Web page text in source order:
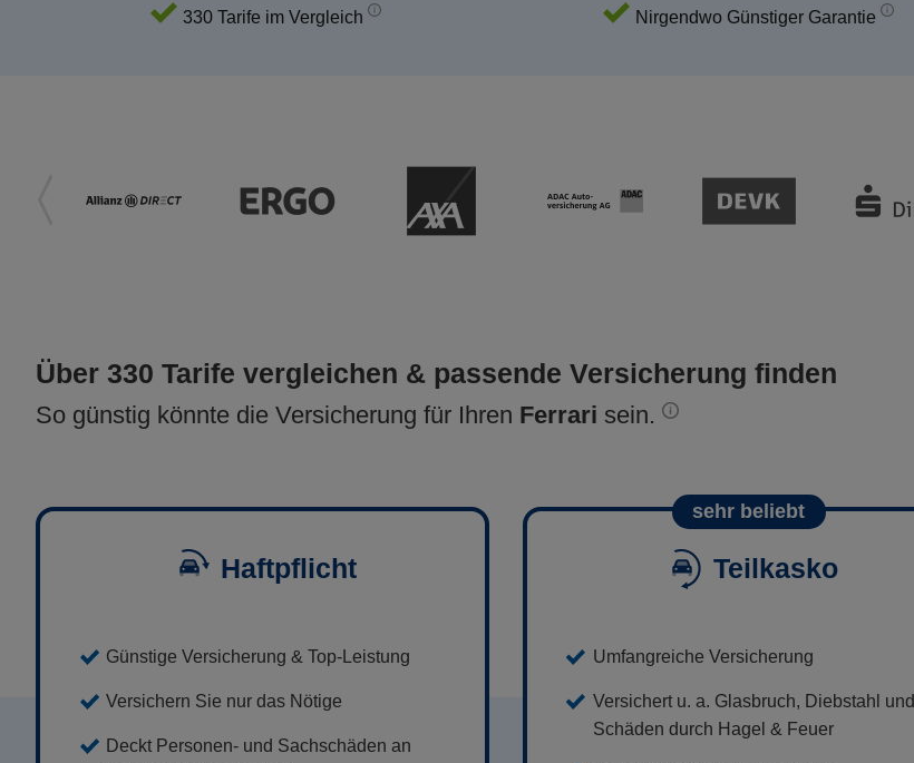
330 Tarife im Vergleich Nirgendwo Günstiger Garantie
Über 330 Tarife vergleichen & passende Versicherung finden
So günstig könnte die Versicherung für Ihren Ferrari sein.
Haftpflicht
Günstige Versicherung & Top-Leistung
Versichern Sie nur das Nötige
Deckt Personen- und Sachschäden an
sehr beliebt
Teilkasko
Umfangreiche Versicherung
Versichert u. a. Glasbruch, Diebstahl und
Schäden durch Hagel & Feuer